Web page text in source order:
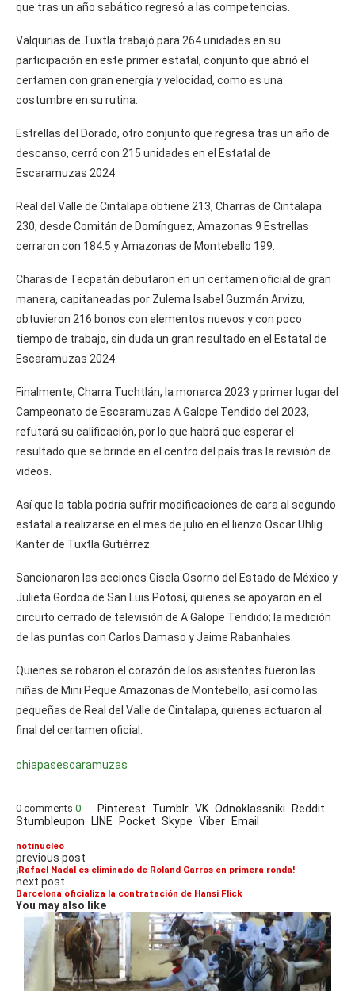
que tras un año sabático regresó a las competencias.
Valquirias de Tuxtla trabajó para 264 unidades en su
participación en este primer estatal, conjunto que abrió el
certamen con gran energía y velocidad, como es una
costumbre en su rutina.
Estrellas del Dorado, otro conjunto que regresa tras un año de
descanso, cerró con 215 unidades en el Estatal de
Escaramuzas 2024.
Real del Valle de Cintalapa obtiene 213, Charras de Cintalapa
230; desde Comitán de Domínguez, Amazonas 9 Estrellas
cerraron con 184.5 y Amazonas de Montebello 199.
Charas de Tecpatán debutaron en un certamen oficial de gran
manera, capitaneadas por Zulema Isabel Guzmán Arvizu,
obtuvieron 216 bonos con elementos nuevos y con poco
tiempo de trabajo, sin duda un gran resultado en el Estatal de
Escaramuzas 2024.
Finalmente, Charra Tuchtlán, la monarca 2023 y primer lugar del
Campeonato de Escaramuzas A Galope Tendido del 2023,
refutará su calificación, por lo que habrá que esperar el
resultado que se brinde en el centro del país tras la revisión de
videos.
Así que la tabla podría sufrir modificaciones de cara al segundo
estatal a realizarse en el mes de julio en el lienzo Oscar Uhlig
Kanter de Tuxtla Gutiérrez.
Sancionaron las acciones Gisela Osorno del Estado de México y
Julieta Gordoa de San Luis Potosí, quienes se apoyaron en el
circuito cerrado de televisión de A Galope Tendido; la medición
de las puntas con Carlos Damaso y Jaime Rabanhales.
Quienes se robaron el corazón de los asistentes fueron las
niñas de Mini Peque Amazonas de Montebello, así como las
pequeñas de Real del Valle de Cintalapa, quienes actuaron al
final del certamen oficial.
chiapasescaramuzas
0 comments 0 Pinterest Tumblr VK Odnoklassniki
Reddit
Stumbleupon
LINE Pocket Skype Viber Email
notinucleo
previous post
¡Rafael Nadal es eliminado de Roland Garros en primera ronda!
next post
Barcelona oficializa la contratación de Hansi Flick
You may also like